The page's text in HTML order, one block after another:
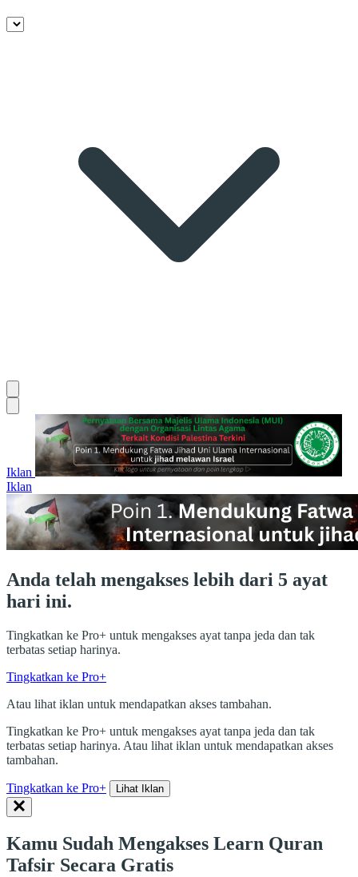
Iklan
Iklan
Anda telah mengakses lebih dari 5 ayat
hari ini.
Tingkatkan ke Pro+ untuk mengakses ayat tanpa jeda dan tak
terbatas setiap harinya.
Tingkatkan ke Pro+
Atau lihat iklan untuk mendapatkan akses tambahan.
Tingkatkan ke Pro+ untuk mengakses ayat tanpa jeda dan tak
terbatas setiap harinya. Atau lihat iklan untuk mendapatkan akses
tambahan.
Tingkatkan ke Pro+ Lihat Iklan
Kamu Sudah Mengakses Learn Quran
Tafsir Secara Gratis